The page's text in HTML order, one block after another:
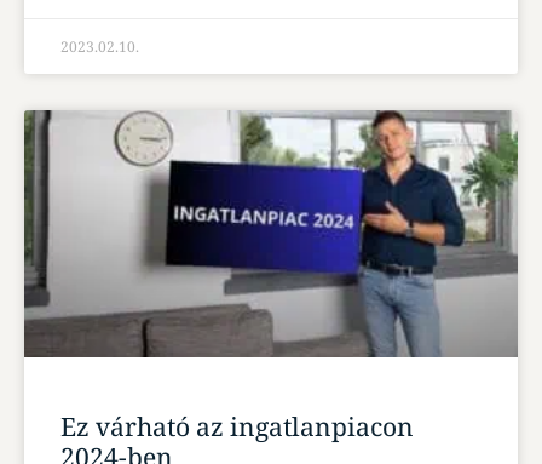
2023.02.10.
Ez várható az ingatlanpiacon
2024-ben